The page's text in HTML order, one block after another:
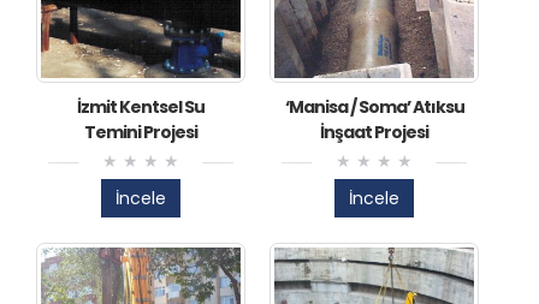
İzmit Kentsel Su
Temini Projesi
İncele
‘Manisa / Soma’ Atıksu
İnşaat Projesi
İncele